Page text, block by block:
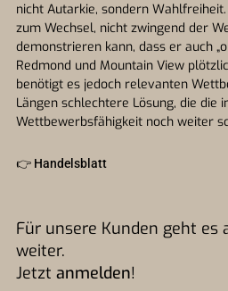
nicht Autarkie, sondern
zum Wechsel, nicht zwingend der
demonstrieren kann, dass er auch
Redmond und Mountain View
benötigt es jedoch relevanten
Längen schlechtere Lösung, die die
Wettbewerbsfähigkeit noch weiter
👉 Handelsblatt
Für unsere Kunden geht es
weiter.
Jetzt anmelden!